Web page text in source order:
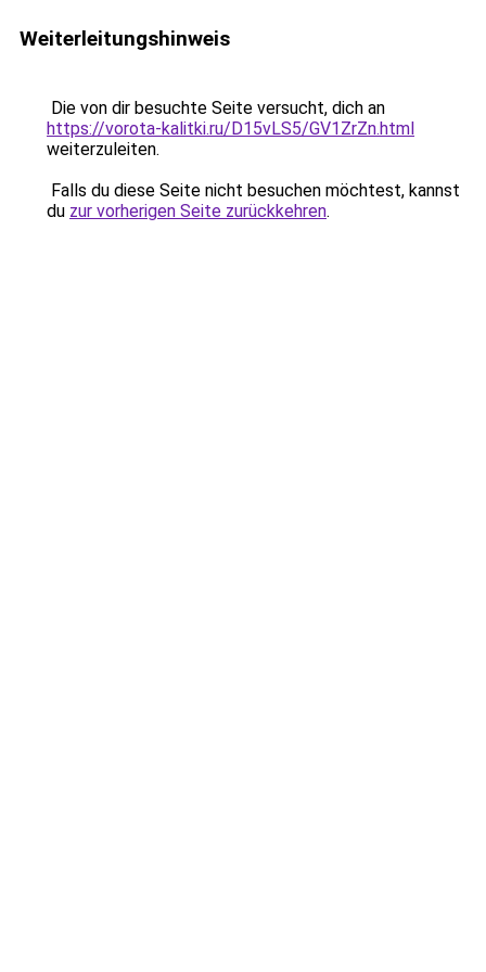
Weiterleitungshinweis
Die von dir besuchte Seite versucht, dich an
https://vorota-kalitki.ru/D15vLS5/GV1ZrZn.html
weiterzuleiten.
Falls du diese Seite nicht besuchen möchtest, kannst
du zur vorherigen Seite zurückkehren.